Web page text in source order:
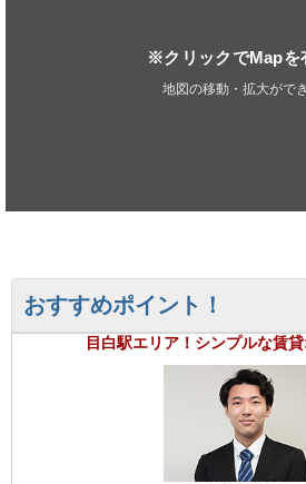
※クリックでMapを
地図の移動・拡大がで
おすすめポイント！
目白駅エリア！シンプルな賃